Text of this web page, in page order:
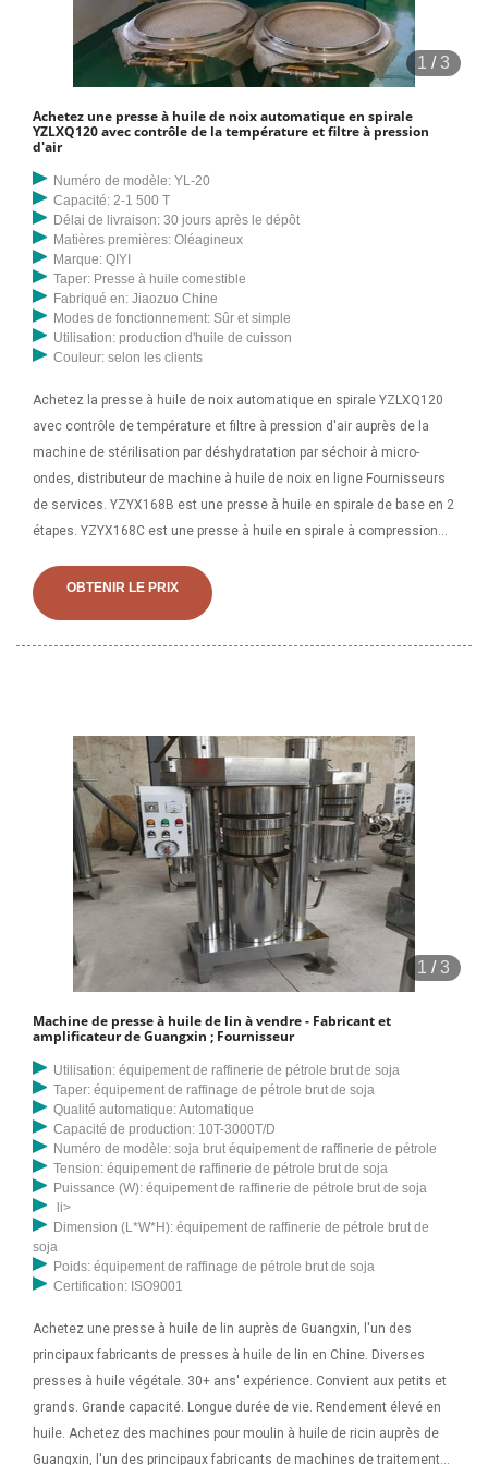
1 /3
Achetez une presse à huile de noix automatique en spirale
YZLXQ120 avec contrôle de la température et filtre à pression
d'air
Numéro de modèle: YL-20
Capacité: 2-1 500 T
Délai de livraison: 30 jours après le dépôt
Matières premières: Oléagineux
Marque: QIYI
Taper: Presse à huile comestible
Fabriqué en: Jiaozuo Chine
Modes de fonctionnement: Sûr et simple
Utilisation: production d'huile de cuisson
Couleur: selon les clients
Achetez la presse à huile de noix automatique en spirale YZLXQ120
avec contrôle de température et filtre à pression d'air auprès de la
machine de stérilisation par déshydratation par séchoir à micro-
ondes, distributeur de machine à huile de noix en ligne Fournisseurs
de services. YZYX168B est une presse à huile en spirale de base en 2
étapes. YZYX168C est une presse à huile en spirale à compression
YZYX168 est une presse à huile en spirale à compression en 4 étapes
avec un taux de compression plus élevé dans le coffre de la presse,
OBTENIR LE PRIX
1 /3
Machine de presse à huile de lin à vendre - Fabricant et
amplificateur de Guangxin ; Fournisseur
Utilisation: équipement de raffinerie de pétrole brut de soja
Taper: équipement de raffinage de pétrole brut de soja
Qualité automatique: Automatique
Capacité de production: 10T-3000T/D
Numéro de modèle: soja brut équipement de raffinerie de pétrole
Tension: équipement de raffinerie de pétrole brut de soja
Puissance (W): équipement de raffinerie de pétrole brut de soja
li>
Dimension (L*W*H): équipement de raffinerie de pétrole brut de
soja
Poids: équipement de raffinage de pétrole brut de soja
Certification: ISO9001
Achetez une presse à huile de lin auprès de Guangxin, l'un des
principaux fabricants de presses à huile de lin en Chine. Diverses
presses à huile végétale. 30+ ans' expérience. Convient aux petits et
grands. Grande capacité. Longue durée de vie. Rendement élevé en
huile. Achetez des machines pour moulin à huile de ricin auprès de
Guangxin, l'un des principaux fabricants de machines de traitement